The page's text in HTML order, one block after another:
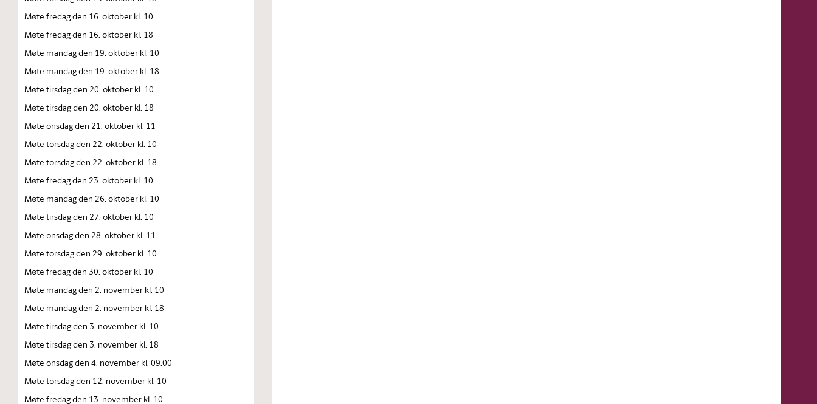
Møte fredag den 16. oktober kl. 10
Møte fredag den 16. oktober kl. 18
Møte mandag den 19. oktober kl. 10
Møte mandag den 19. oktober kl. 18
Møte tirsdag den 20. oktober kl. 10
Møte tirsdag den 20. oktober kl. 18
Møte onsdag den 21. oktober kl. 11
Møte torsdag den 22. oktober kl. 10
Møte torsdag den 22. oktober kl. 18
Møte fredag den 23. oktober kl. 10
Møte mandag den 26. oktober kl. 10
Møte tirsdag den 27. oktober kl. 10
Møte onsdag den 28. oktober kl. 11
Møte torsdag den 29. oktober kl. 10
Møte fredag den 30. oktober kl. 10
Møte mandag den 2. november kl. 10
Møte mandag den 2. november kl. 18
Møte tirsdag den 3. november kl. 10
Møte tirsdag den 3. november kl. 18
Møte onsdag den 4. november kl. 09.00
Møte torsdag den 12. november kl. 10
Møte fredag den 13. november kl. 10